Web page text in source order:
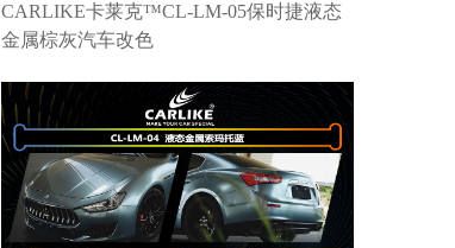
CARLIKE卡莱克™CL-LM-05保时捷液态
金属棕灰汽车改色